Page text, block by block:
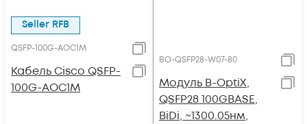
Seller RFB
QSFP-100G-AOC1M
Кабель Cisco QSFP-
100G-AOC1M
BO-QSFP28-W07-80
Модуль B-OptiX,
QSFP28 100GBASE,
BiDi, ~1300.05нм,